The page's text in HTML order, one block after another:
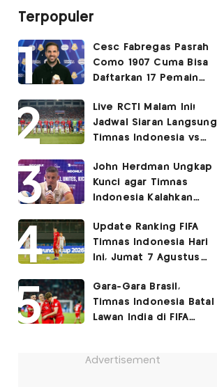
Terpopuler
Cesc Fabregas Pasrah
Como 1907 Cuma Bisa
Daftarkan 17 Pemain
2026-2027
Live RCTI Malam Ini!
Jadwal Siaran Langsung
Timnas Indonesia vs
2026: Laga Hidup Mati
John Herdman Ungkap
Kunci agar Timnas
Indonesia Kalahkan
2026: Tenang tapi
Berapi-api
Update Ranking FIFA
Timnas Indonesia Hari
Ini, Jumat 7 Agustus
Singapura!
Gara-Gara Brasil,
Timnas Indonesia Batal
Lawan India di FIFA
Advertisement